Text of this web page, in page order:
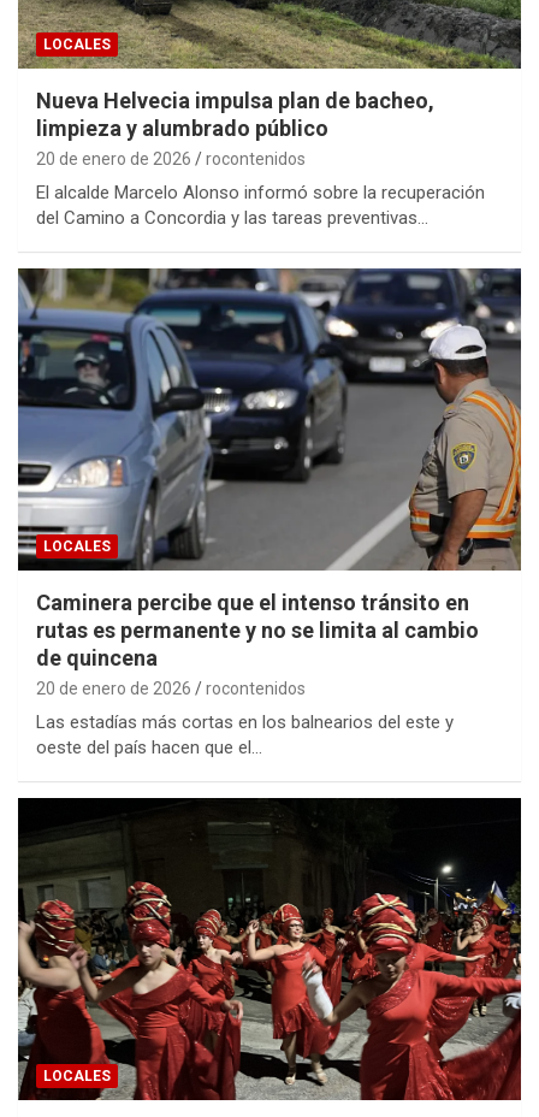
LOCALES
Nueva Helvecia impulsa plan de bacheo,
limpieza y alumbrado público
20 de enero de 2026 rocontenidos
El alcalde Marcelo Alonso informó sobre la recuperación
del Camino a Concordia y las tareas preventivas…
LOCALES
Caminera percibe que el intenso tránsito en
rutas es permanente y no se limita al cambio
de quincena
20 de enero de 2026 rocontenidos
Las estadías más cortas en los balnearios del este y
oeste del país hacen que el…
LOCALES